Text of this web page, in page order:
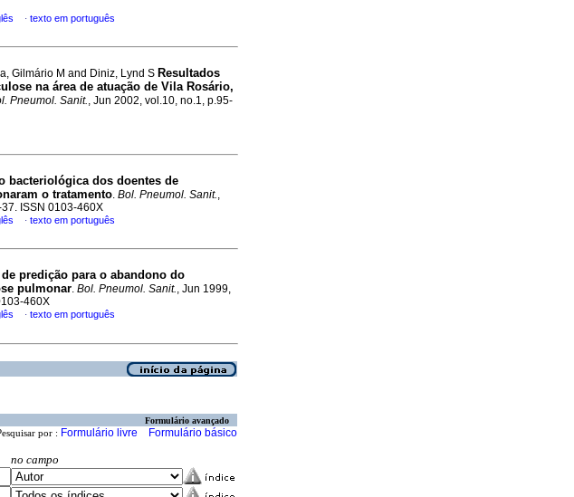
· texto em português
Gilmário M and Diniz, Lynd S Resultados
na área de atuação de Vila Rosário,
Pneumol. Sanit., Jun 2002, vol.10, no.1, p.95-
bacteriológica dos doentes de
o tratamento. Bol. Pneumol. Sanit.,
ISSN 0103-460X
· texto em português
de predição para o abandono do
pulmonar. Bol. Pneumol. Sanit., Jun 1999,
460X
· texto em português
Formulário avançado
por : Formulário livre Formulário básico
no campo